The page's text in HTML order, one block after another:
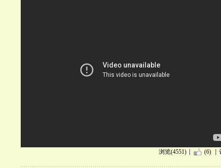
浏览(4551) (6)